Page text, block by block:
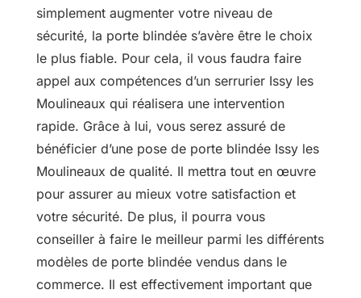
simplement augmenter votre niveau de
sécurité, la porte blindée s’avère être le choix
le plus fiable. Pour cela, il vous faudra faire
appel aux compétences d’un serrurier Issy les
Moulineaux qui réalisera une intervention
rapide. Grâce à lui, vous serez assuré de
bénéficier d’une pose de porte blindée Issy les
Moulineaux de qualité. Il mettra tout en œuvre
pour assurer au mieux votre satisfaction et
votre sécurité. De plus, il pourra vous
conseiller à faire le meilleur parmi les différents
modèles de porte blindée vendus dans le
commerce. Il est effectivement important que